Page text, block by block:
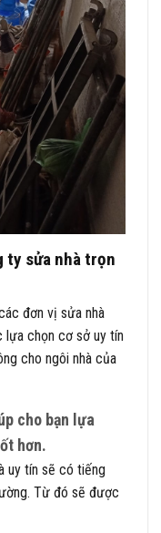
ty sửa nhà trọn
đơn vị sửa nhà
lựa chọn cơ sở uy tín
cho ngôi nhà của
cho bạn lựa
hơn.
uy tín sẽ có tiếng
Từ đó sẽ được